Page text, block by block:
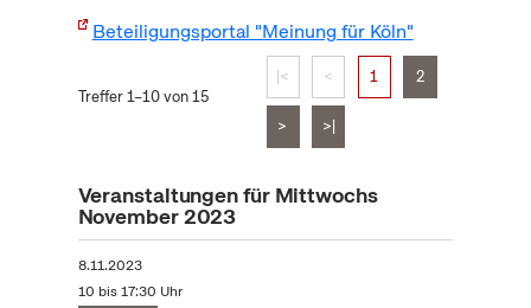
Beteiligungsportal "Meinung für Köln"
Treffer 1–10 von 15
|< < 1 2
> >|
Veranstaltungen für Mittwochs
November 2023
8.11.2023
10 bis 17:30 Uhr